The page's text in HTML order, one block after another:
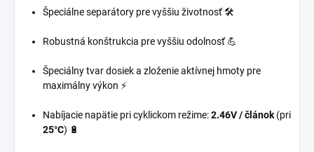
Špeciálne separátory pre vyššiu životnosť 🛠️
Robustná konštrukcia pre vyššiu odolnosť 💪
Špeciálny tvar dosiek a zloženie aktívnej hmoty pre
maximálny výkon ⚡
Nabíjacie napätie pri cyklickom režime:2.46V / článok (pri
25°C) 🔋